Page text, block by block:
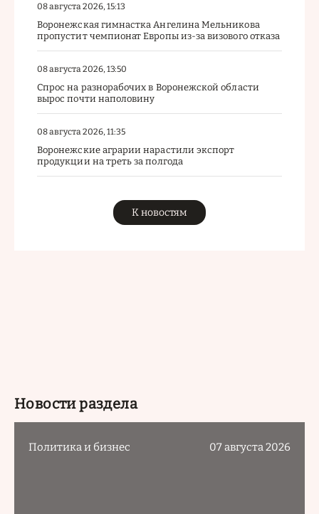
08 августа 2026, 15:13
Воронежская гимнастка Ангелина Мельникова
пропустит чемпионат Европы из-за визового отказа
08 августа 2026, 13:50
Спрос на разнорабочих в Воронежской области
вырос почти наполовину
08 августа 2026, 11:35
Воронежские аграрии нарастили экспорт
продукции на треть за полгода
К новостям
Новости раздела
Политика и бизнес 07 августа 2026